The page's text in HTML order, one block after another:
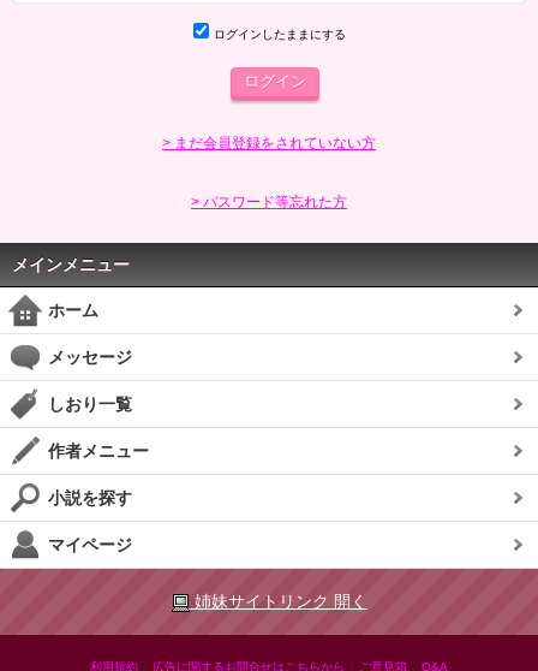
ログインしたままにする
> まだ会員登録をされていない方
> パスワード等忘れた方
メインメニュー
ホーム
メッセージ
しおり一覧
作者メニュー
小説を探す
マイページ
姉妹サイトリンク 開く
利用規約 広告に関するお問合せはこちらから ご意見箱 Q&A